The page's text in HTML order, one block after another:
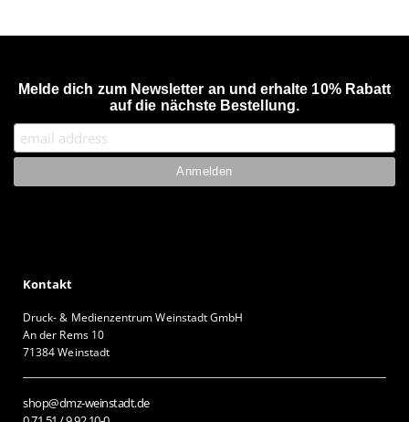
Melde dich zum Newsletter an und erhalte 10% Rabatt
auf die nächste Bestellung.
Kontakt
Druck- & Medienzentrum Weinstadt GmbH
An der Rems 10
71384 Weinstadt
shop@dmz-weinstadt.de